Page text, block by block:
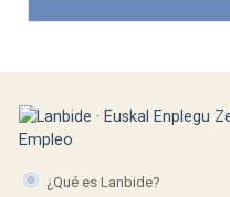
¿Qué es Lanbide?